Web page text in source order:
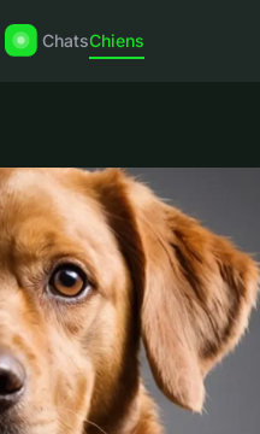
ChatsChiens